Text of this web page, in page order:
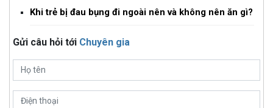
Khi trẻ bị đau bụng đi ngoài nên và không nên ăn gì?
Gửi câu hỏi tới Chuyên gia